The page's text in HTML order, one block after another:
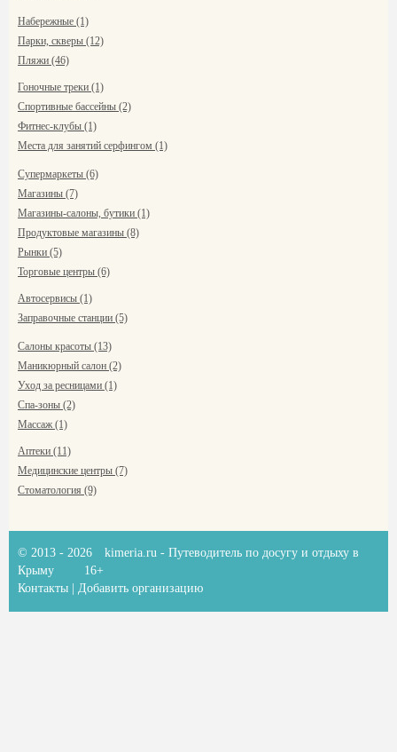
Набережные (1)
Парки, скверы (12)
Пляжи (46)
Гоночные треки (1)
Спортивные бассейны (2)
Фитнес-клубы (1)
Места для занятий серфингом (1)
Супермаркеты (6)
Магазины (7)
Магазины-салоны, бутики (1)
Продуктовые магазины (8)
Рынки (5)
Торговые центры (6)
Автосервисы (1)
Заправочные станции (5)
Салоны красоты (13)
Маникюрный салон (2)
Уход за ресницами (1)
Спа-зоны (2)
Массаж (1)
Аптеки (11)
Медицинские центры (7)
Стоматология (9)
© 2013 - 2026 kimeria.ru - Путеводитель по досугу и отдыху в
Крыму
16+
Контакты
Добавить организацию